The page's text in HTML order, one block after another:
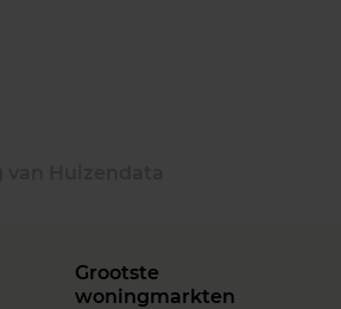
Grootste
woningmarkten